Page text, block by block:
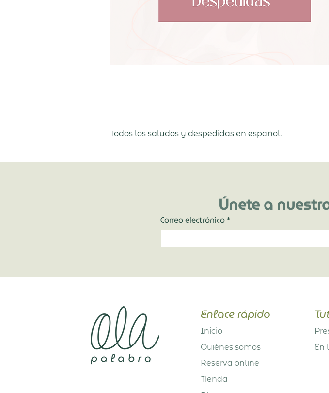
Todos los saludos y despedidas en español.
Únete a
Correo electrónico *
Enlace rápido
Inicio
Quiénes somos
Reserva online
Tienda
En